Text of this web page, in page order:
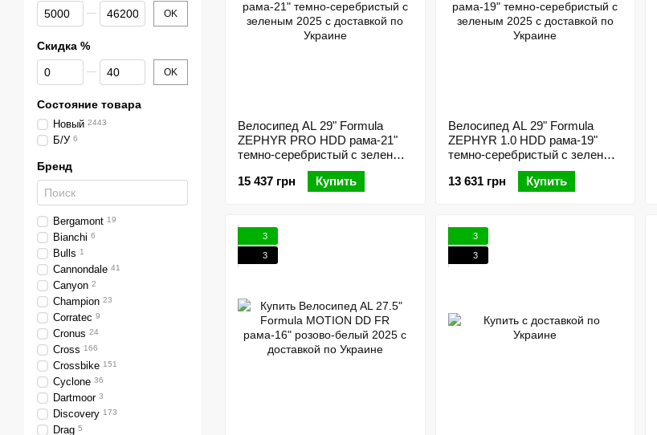
Велосипед AL 29" Formula
ZEPHYR PRO HDD рама-21"
темно-серебристый с зеленым
15 437 грн
Купить
Велосипед AL 29" Formula
ZEPHYR 1.0 HDD рама-19"
темно-серебристый с зеленым
13 631 грн
Купить
3
3
3
3
От Цена, грн
До Цена, грн OK
Скидка %
От Скидка %
До Скидка % OK
Состояние товара
Новый 2443
Б/У 6
Бренд
Bergamont 19
Bianchi 6
Bulls 1
Cannondale 41
Canyon 2
Champion 23
Corratec 9
Cronus 24
Cross 166
Crossbike 151
Cyclone 36
Dartmoor 3
Discovery 173
Drag 5